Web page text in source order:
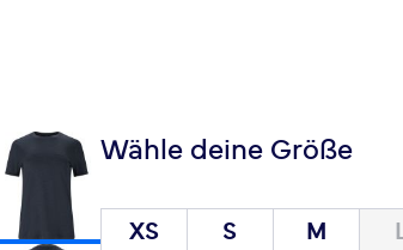
Wähle deine Größe
XS S M